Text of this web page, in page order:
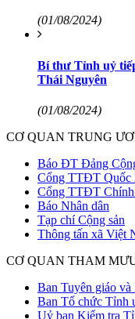
(01/08/2024)
Bí thư Tỉnh uỷ
Thái Nguyên
(01/08/2024)
CƠ QUAN TRUNG
Báo ĐT Đảng
Cổng TTĐT Quốc
Cổng TTĐT
Báo Nhân dân
Tạp chí Cộng sản
Thông tấn xã Việt
CƠ QUAN THAM
Ban Tuyên giáo và
Ban Tổ chức Tỉnh
Uỷ ban Kiểm tra